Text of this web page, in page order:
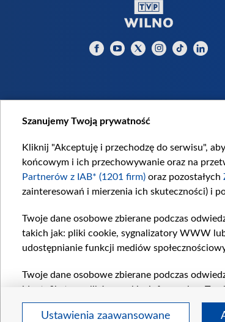
Szanujemy Twoją prywatność
Kliknij "Akceptuję i przechodzę do serwisu",
końcowym i ich przechowywanie oraz na
Partnerów z IAB* (1201 firm) oraz pozostałych
zainteresowań i mierzenia ich skuteczności) i
Twoje dane osobowe zbierane podczas
takich jak: pliki cookie, sygnalizatory WWW
udostępnianie funkcji mediów
Twoje dane osobowe zbierane podczas
identyfikatory plików cookie, informacje o
pozostałychZaufanych Partnerów TVP
dla
wyboru spersonalizowanych reklam,
Ustawienia zaawansowane